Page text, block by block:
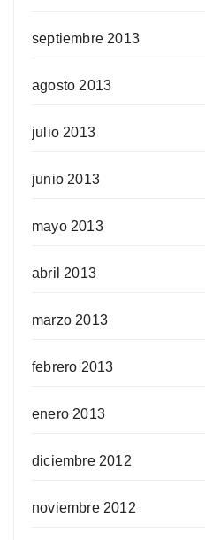
septiembre 2013
agosto 2013
julio 2013
junio 2013
mayo 2013
abril 2013
marzo 2013
febrero 2013
enero 2013
diciembre 2012
noviembre 2012